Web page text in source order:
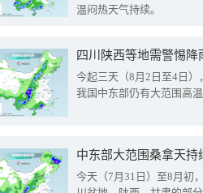
温闷热天气持续。
今起三天（8月2日至4日
我国中东部仍有大范围高
中东部大范围桑拿天
今天（7月31日）至8月初